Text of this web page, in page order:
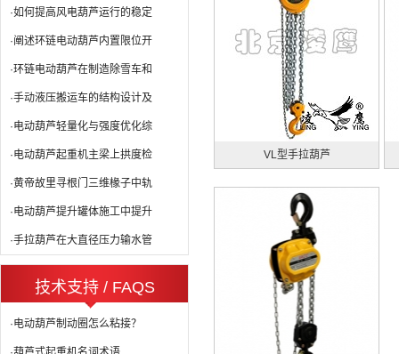
·如何提高风电葫芦运行的稳定
·阐述环链电动葫芦内置限位开
·环链电动葫芦在制造除雪车和
·手动液压搬运车的结构设计及
·电动葫芦轻量化与强度优化综
·电动葫芦起重机主梁上拱度检
·黄帝故里寻根门三维椽子中轨
·电动葫芦提升罐体施工中提升
·手拉葫芦在大直径压力输水管
技术支持 / FAQS
·电动葫芦制动圈怎么粘接？
VL型手拉葫芦